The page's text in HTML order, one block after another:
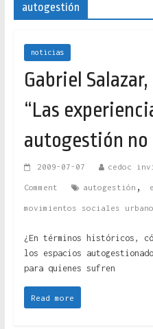
autogestión
noticias
Gabriel
“Las
autogestión no
2009-07-07 cedoc invi
Comment autogestión ,
movimientos sociales
¿En términos históricos,
los espacios
para quienes sufren
Read more